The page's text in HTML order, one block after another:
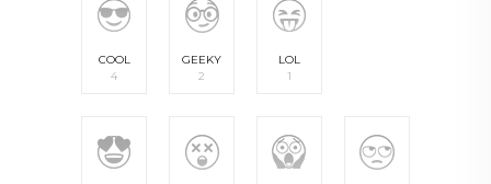
COOL
4
GEEKY
2
LOL
1